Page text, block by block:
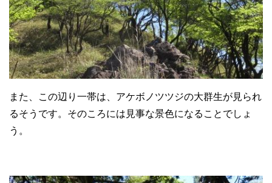
また、この辺り一帯は、アケボノツツジの大群生が見られ
るそうです。そのころには見事な景色になることでしょ
う。